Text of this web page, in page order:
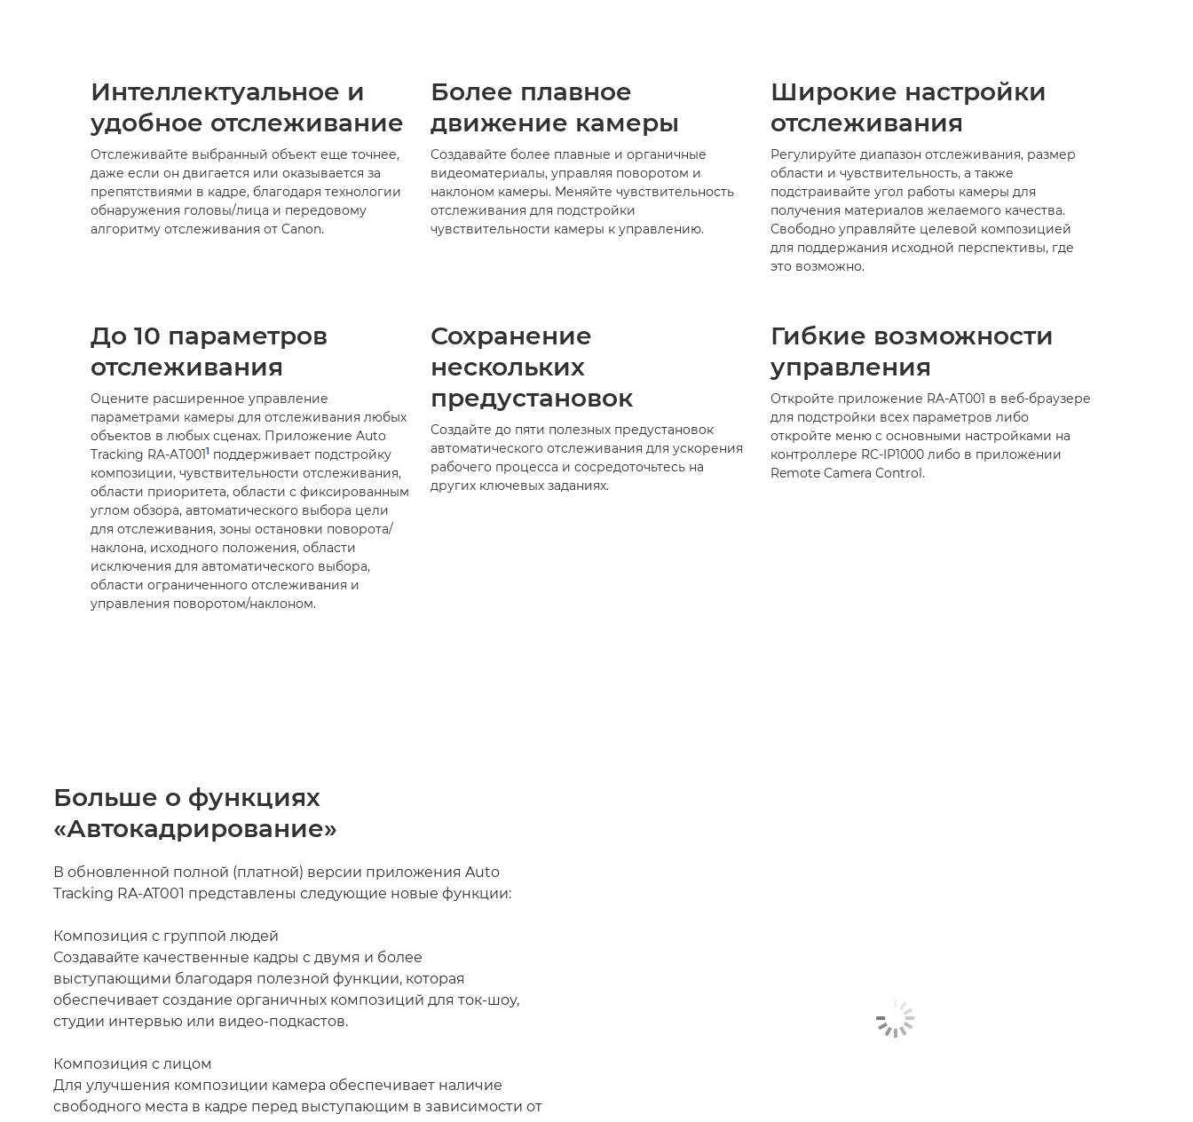
Интеллектуальное и
удобное отслеживание
Отслеживайте выбранный объект еще точнее,
даже если он двигается или оказывается за
препятствиями в кадре, благодаря технологии
обнаружения головы/лица и передовому
алгоритму отслеживания от Canon.
Более плавное
движение камеры
Создавайте более плавные и органичные
видеоматериалы, управляя поворотом и
наклоном камеры. Меняйте чувствительность
отслеживания для подстройки
чувствительности камеры к управлению.
Широкие настройки
отслеживания
Регулируйте диапазон отслеживания, размер
области и чувствительность, а также
подстраивайте угол работы камеры для
получения материалов желаемого качества.
Свободно управляйте целевой композицией
для поддержания исходной перспективы, где
это возможно.
До 10 параметров
отслеживания
Оцените расширенное управление
параметрами камеры для отслеживания любых
объектов в любых сценах. Приложение Auto
Tracking RA-AT0011 поддерживает подстройку
композиции, чувствительности отслеживания,
области приоритета, области с фиксированным
углом обзора, автоматического выбора цели
для отслеживания, зоны остановки поворота/
наклона, исходного положения, области
исключения для автоматического выбора,
области ограниченного отслеживания и
управления поворотом/наклоном.
Сохранение
нескольких
предустановок
Создайте до пяти полезных предустановок
автоматического отслеживания для ускорения
рабочего процесса и сосредоточьтесь на
других ключевых заданиях.
Гибкие возможности
управления
Откройте приложение RA-AT001 в веб-браузере
для подстройки всех параметров либо
откройте меню с основными настройками на
контроллере RC-IP1000 либо в приложении
Remote Camera Control.
Больше о функциях
«Автокадрирование»
В обновленной полной (платной) версии приложения Auto
Tracking RA-AT001 представлены следующие новые функции:
Композиция с группой людей
Создавайте качественные кадры с двумя и более
выступающими благодаря полезной функции, которая
обеспечивает создание органичных композиций для ток-шоу,
студии интервью или видео-подкастов.
Композиция с лицом
Для улучшения композиции камера обеспечивает наличие
свободного места в кадре перед выступающим в зависимости от